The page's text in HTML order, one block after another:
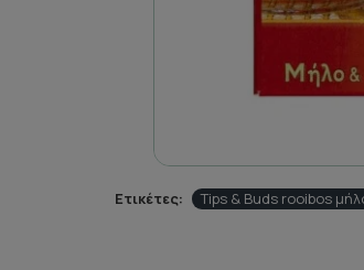
Ετικέτες: Tips & Buds rooibos